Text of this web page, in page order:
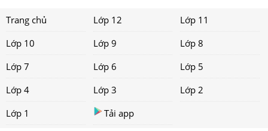
Trang chủ Lớp 12
Lớp 11
Lớp 10
Lớp 9
Lớp 8
Lớp 7
Lớp 6
Lớp 5
Lớp 4
Lớp 3
Lớp 2
Lớp 1
Tải app